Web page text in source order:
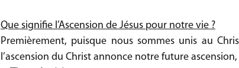
Que signifie l’Ascension de Jésus pour notre vie ?
Premièrement, puisque nous sommes unis au
l’ascension du Christ annonce notre future